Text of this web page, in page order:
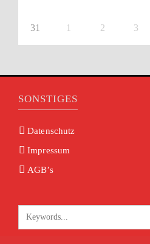
31 1 2 3
SONSTIGES
Datenschutz
Impressum
AGB’s